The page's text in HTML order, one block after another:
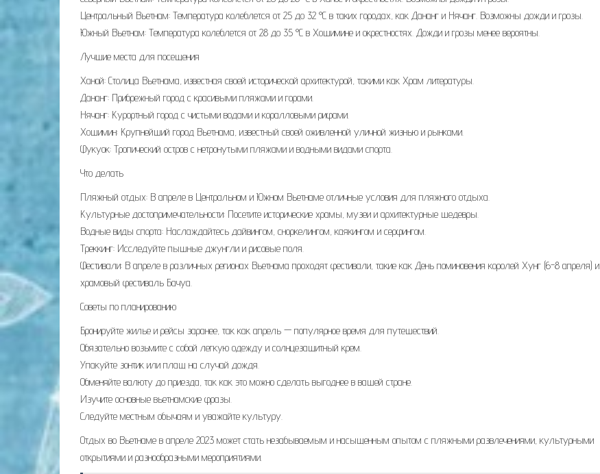
Центральный Вьетнам: Температура колеблется от 25 до 32 °C в таких городах, как Дананг и Нячанг. Возможны дожди и грозы.
Южный Вьетнам: Температура колеблется от 28 до 35 °C в Хошимине и окрестностях. Дожди и грозы менее вероятны.
Лучшие места для посещения
Ханой: Столица Вьетнама, известная своей исторической архитектурой, такими как Храм литературы.
Дананг: Прибрежный город с красивыми пляжами и горами.
Нячанг: Курортный город с чистыми водами и коралловыми рифами.
Хошимин: Крупнейший город Вьетнама, известный своей оживленной уличной жизнью и рынками.
Фукуок: Тропический остров с нетронутыми пляжами и водными видами спорта.
Что делать
Пляжный отдых: В апреле в Центральном и Южном Вьетнаме отличные условия для пляжного отдыха.
Культурные достопримечательности: Посетите исторические храмы, музеи и архитектурные шедевры.
Водные виды спорта: Наслаждайтесь дайвингом, сноркелингом, каякингом и серфингом.
Треккинг: Исследуйте пышные джунгли и рисовые поля.
Фестивали: В апреле в различных регионах Вьетнама проходят фестивали, такие как День поминовения королей Хунг (6-8 апреля) и
храмовый фестиваль Бачуа.
Советы по планированию
Бронируйте жилье и рейсы заранее, так как апрель — популярное время для путешествий.
Обязательно возьмите с собой легкую одежду и солнцезащитный крем.
Упакуйте зонтик или плащ на случай дождя.
Обменяйте валюту до приезда, так как это можно сделать выгоднее в вашей стране.
Изучите основные вьетнамские фразы.
Следуйте местным обычаям и уважайте культуру.
Отдых во Вьетнаме в апреле 2023 может стать незабываемым и насыщенным опытом с пляжными развлечениями, культурными
открытиями и разнообразными мероприятиями.